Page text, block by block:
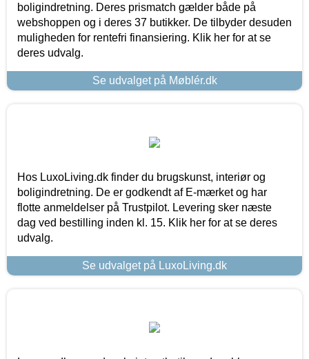
boligindretning. Deres prismatch gælder både på
webshoppen og i deres 37 butikker. De tilbyder desuden
muligheden for rentefri finansiering. Klik her for at se
deres udvalg.
Se udvalget på Møblér.dk
Hos LuxoLiving.dk finder du brugskunst, interiør og
boligindretning. De er godkendt af E-mærket og har
flotte anmeldelser på Trustpilot. Levering sker næste
dag ved bestilling inden kl. 15. Klik her for at se deres
udvalg.
Se udvalget på LuxoLiving.dk